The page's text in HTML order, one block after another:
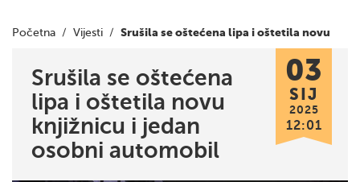
Početna / Vijesti / Srušila se oštećena lipa i oštetila novu
Srušila se oštećena
lipa i oštetila novu
knjižnicu i jedan
osobni automobil
03
SIJ
2025
12:01